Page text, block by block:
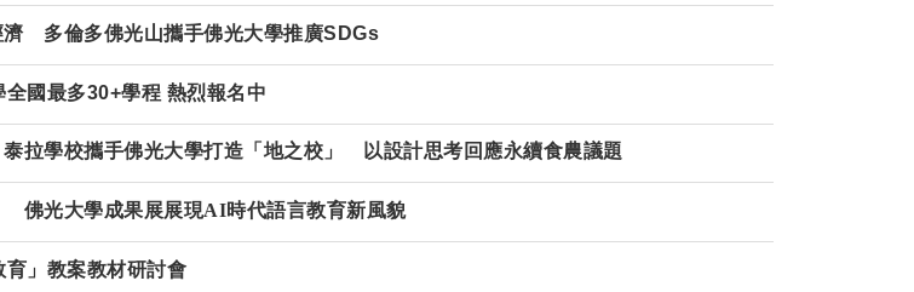
濟 多倫多佛光山攜手佛光大學推廣SDGs
全國最多30+學程 熱烈報名中
拉學校攜手佛光大學打造「地之校」 以設計思考回應永續食農議題
佛光大學成果展展現AI時代語言教育新風貌
」教案教材研討會